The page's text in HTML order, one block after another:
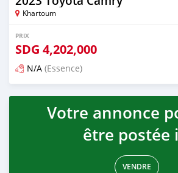
Khartoum
PRIX
SDG 4,202,000
N/A (Essence)
Publié il y a environ un mois
Votre annonce
être postée
VENDRE